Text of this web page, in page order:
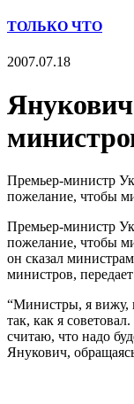
ТОЛЬКО ЧТО
2007.07.18
Премьер-министр
пожелание, чтобы
Премьер-министр
пожелание, чтобы
он сказал
министров, передает
“Министры, я вижу,
так, как я
считаю, что надо
Янукович,